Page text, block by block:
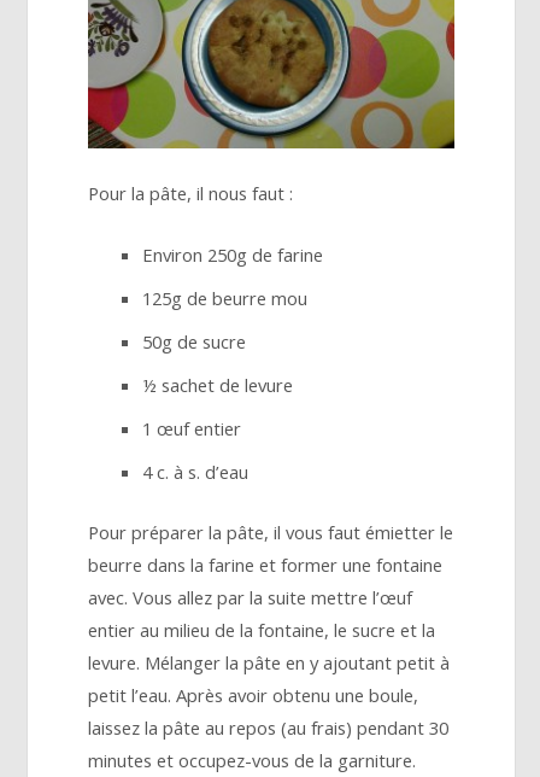
Pour la pâte, il nous faut :
Environ 250g de farine
125g de beurre mou
50g de sucre
½ sachet de levure
1 œuf entier
4 c. à s. d’eau
Pour préparer la pâte, il vous faut émietter le
beurre dans la farine et former une fontaine
avec. Vous allez par la suite mettre l’œuf
entier au milieu de la fontaine, le sucre et la
levure. Mélanger la pâte en y ajoutant petit à
petit l’eau. Après avoir obtenu une boule,
laissez la pâte au repos (au frais) pendant 30
minutes et occupez-vous de la garniture.